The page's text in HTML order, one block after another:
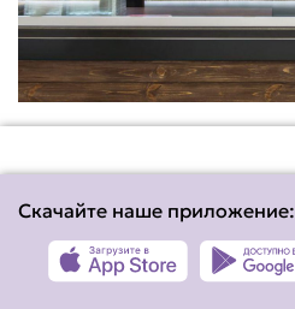
Скачайте наше приложение: